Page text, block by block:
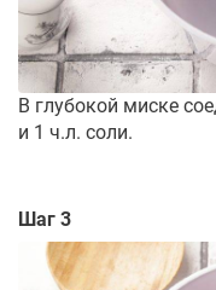
В глубокой миске
и 1 ч.л. соли.
Шаг 3